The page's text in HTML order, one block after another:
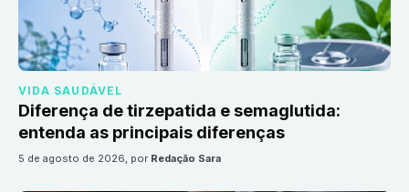
VIDA SAUDÁVEL
Diferença de tirzepatida e semaglutida:
entenda as principais diferenças
5 de agosto de 2026, por Redação Sara